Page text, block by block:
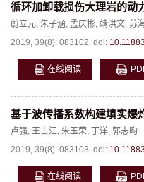
循环加卸载损伤大理岩的动
蔚立元, 朱子涵, 孟庆彬, 靖洪文, 苏
2019, 39(8): 083102. doi:
在线阅读
基于波传播系数构建填实爆
卢强, 王占江, 朱玉荣, 丁洋, 郭志昀
2019, 39(8): 083103. doi:
在线阅读